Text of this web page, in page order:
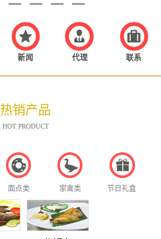
新闻 代理 联系
热销产品
HOT PRODUCT
面点类 家禽类 节日礼盒